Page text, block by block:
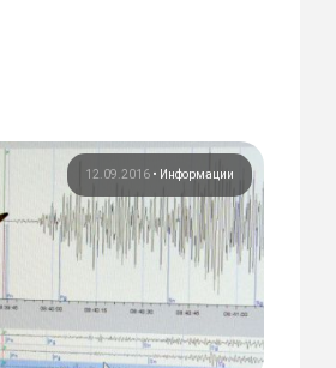
12.09.2016 • Информации